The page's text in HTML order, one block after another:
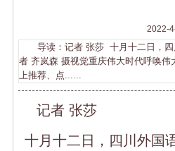
2022-
导读：记者 张莎 十月十二日，四
者 齐岚森 摄视觉重庆伟大时代呼唤
上推荐、点......
记者 张莎
十月十二日，四川外国